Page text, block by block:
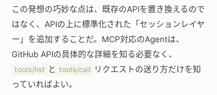
この発想の巧妙な点は、既存のAPIを置き換えるので
はなく、APIの上に標準化された「セッションレイヤ
ー」を追加することだ。MCP対応のAgentは、
GitHub APIの具体的な詳細を知る必要なく、
tools/list と tools/call リクエストの送り方だけを知
っていればよい。